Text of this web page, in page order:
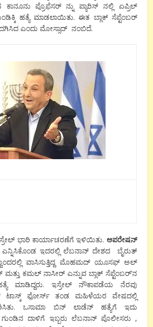
ಪ್ರೊಫೆಸರ್ ನ್ನು ಪ್ಯಾರಿಸ್ ನಲ್ಲಿ ಏಪ್ರಿಲ್
ಹತ್ಯೆ ಮಾಡಲಾಯಿತು. ಈತ ಬ್ಲಾಕ್ ಸೆಪ್ಟೆಂಬರ್
ಒದಗಿಸಿದ ಎಂದು ಮೋಸ್ಸಾದ್ ನಂಬಿದೆ.
ಭಾರಿ ಕಾರ್ಯಾಚರಣೆಗೆ ಇಳಿಯಿತು. ಆಪರೇಷನ್
ಎನ್ನಿಸಿಕೊಂಡ ಇದರಲ್ಲಿ ಲೆಬನಾನ್ ದೇಶದ ಬೈರುತ್
ವಾಸಿಸುತ್ತಿದ್ದ ಮೊಹಮದ್ ಯೂಸಫ್ ಅಲ್
ಕಮಲ್ ನಾಸೀರ್ ಎನ್ನುವ ಬ್ಲಾಕ್ ಸೆಪ್ಟೆಂಬರ್’ನ
ಮಾಡಿದ್ದರು. ಇಸ್ರೇಲ್ ನೌಕಾಪಡೆಯ ನೆರವು
ಟಾಸ್ಕ್ ಫೋರ್ಸ್ ತಂಡ ಮಹಿಳೆಯರ ವೇಷದಲ್ಲಿ
ಒಸಾಮಾ ಬಿನ್ ಲಾಡೆನ್ ಹತ್ಯೆಗೆ ಇದು
ದಾಳಿಗೆ ಇಬ್ಬರು ಲೆಬನಾನ್ ಪೊಲೀಸರು ,